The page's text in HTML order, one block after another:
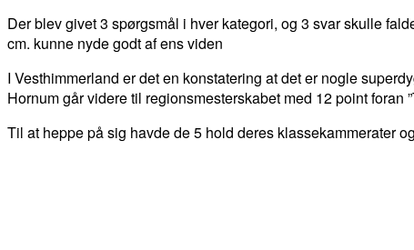
Der blev givet 3 spørgsmål i hver kategori, og 3 svar skulle
cm. kunne nyde godt af ens viden
I Vesthimmerland er det en konstatering at det er nogle
Hornum går videre til regionsmesterskabet med 12 point foran
Til at heppe på sig havde de 5 hold deres klassekammerater